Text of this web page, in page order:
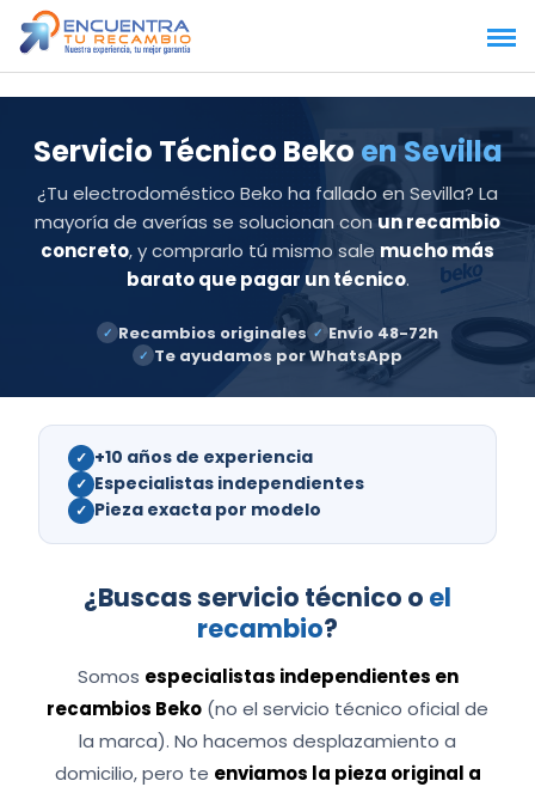
Saltar
contenido
Servicio Técnico Beko en Sevilla
¿Tu electrodoméstico Beko ha fallado en Sevilla? La
mayoría de averías se solucionan conun recambio
concreto, y comprarlo tú mismo sale mucho más
barato que pagar un técnico.
✓ Recambios originales ✓ Envío 48-72h
✓ Te ayudamos por WhatsApp
✓ +10 años de experiencia
✓ Especialistas independientes
✓ Pieza exacta por modelo
¿Buscas servicio técnico o el
recambio?
Somos especialistas independientes en
recambios Beko (no el servicio técnico oficial de
la marca). No hacemos desplazamiento a
domicilio, pero te enviamos la pieza original a